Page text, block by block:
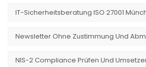
IT-Sicherheitsberatung ISO 27001
Newsletter Ohne Zustimmung Und
NIS-2 Compliance Prüfen Und